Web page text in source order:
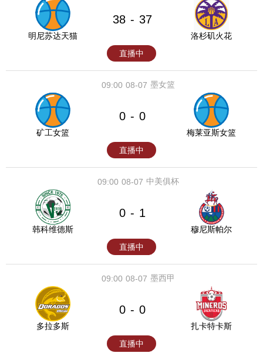
明尼苏达天猫
38 - 37
洛杉矶火花
直播中
08-07
09:00 墨女篮
矿工女篮
0 - 0
梅莱亚斯女篮
直播中
08-07
09:00 中美俱杯
韩科维德斯
0 - 1
穆尼斯帕尔
直播中
08-07
09:00 墨西甲
多拉多斯
0 - 0
扎卡特卡斯
直播中